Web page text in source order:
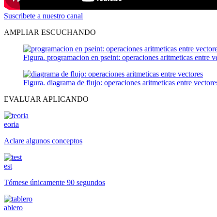
Suscribete a nuestro canal
AMPLIAR ESCUCHANDO
Figura. programacion en pseint: operaciones aritmeticas entre
Figura. diagrama de flujo: operaciones aritmeticas entre
EVALUAR APLICANDO
eoria
Aclare algunos conceptos
est
Tómese únicamente 90 segundos
ablero